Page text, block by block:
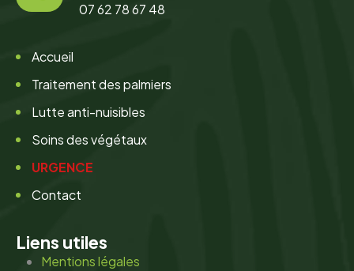
07 62 78 67 48
Accueil
Traitement des palmiers
Lutte anti-nuisibles
Soins des végétaux
URGENCE
Contact
Liens utiles
Mentions légales